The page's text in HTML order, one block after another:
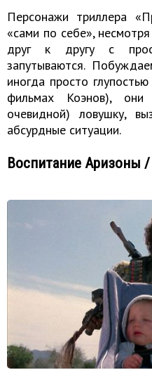
Персонажи триллера
«сами по себе»,
друг к другу с
запутываются.
иногда просто
фильмах Коэнов),
очевидной) ловушку,
абсурдные ситуации.
Воспитание Аризоны /